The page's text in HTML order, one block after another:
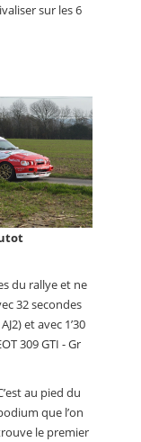
sur les 6
du rallye et ne
32 secondes
et avec 1’30
309 GTI - Gr
au pied du
que l’on
le premier